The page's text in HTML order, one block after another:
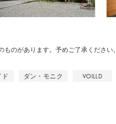
のがあります。予めご了承ください。
ド ダン・モニク VOILLD